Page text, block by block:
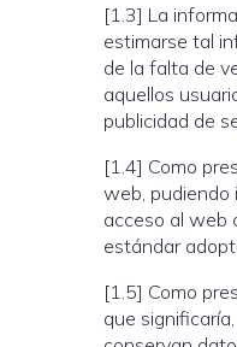
[1.3] La
estimarse tal
de la falta de
aquellos
publicidad de
[1.4] Como
web, pudiendo
acceso al web
estándar
[1.5] Como
que